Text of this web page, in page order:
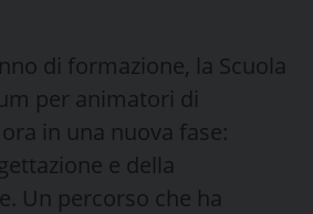
di formazione, la Scuola
per animatori di
in una nuova fase:
e della
Un percorso che ha